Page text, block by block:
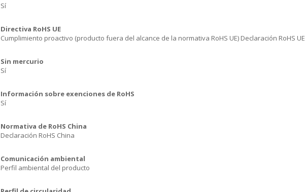
Sí
Directiva RoHS UE
Cumplimiento proactivo (producto fuera del alcance de la normativa RoHS UE) Declaración RoHS UE
Sin mercurio
Sí
Información sobre exenciones de RoHS
Sí
Normativa de RoHS China
Declaración RoHS China
Comunicación ambiental
Perfil ambiental del producto